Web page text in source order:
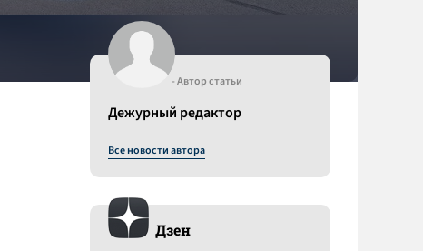
- Автор статьи
Дежурный редактор
Все новости автора
Дзен